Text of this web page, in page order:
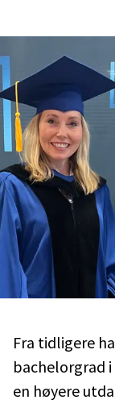
Fra tidligere
bachelorgrad
en høyere